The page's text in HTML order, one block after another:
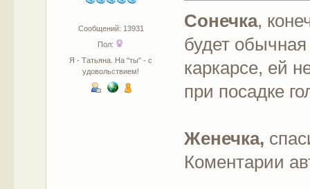
Сообщений: 13931
Пол:
Я - Татьяна. На "ты" - с
удовольствием!
Сонечка,
будет
каркарсе, ей
при посадке
Женечка,
Коментарии